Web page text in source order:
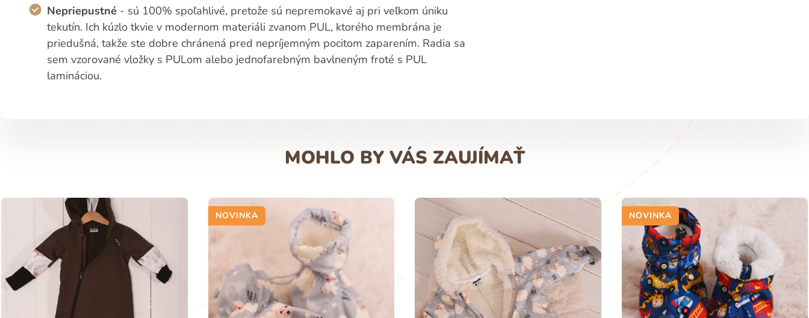
Nepriepustné - sú 100% spoľahlivé, pretože sú nepremokavé aj pri veľkom úniku
tekutín. Ich kúzlo tkvie v modernom materiáli zvanom PUL, ktorého membrána je
priedušná, takže ste dobre chránená pred nepríjemným pocitom zaparením. Radia sa
sem vzorované vložky s PULom alebo jednofarebným bavlneným froté s PUL
lamináciou.
MOHLO BY VÁS ZAUJÍMAŤ
NOVINKA NOVINKA